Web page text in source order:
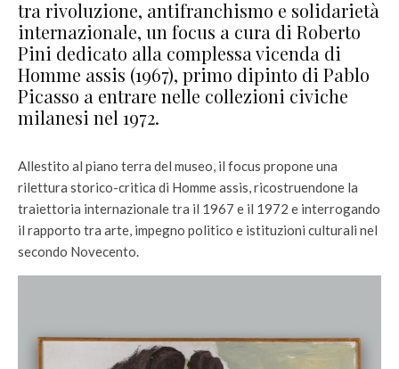
tra rivoluzione, antifranchismo e solidarietà
internazionale, un focus a cura di Roberto
Pini dedicato alla complessa vicenda di
Homme assis (1967), primo dipinto di Pablo
Picasso a entrare nelle collezioni civiche
milanesi nel 1972.
Allestito al piano terra del museo, il focus propone una
rilettura storico-critica di Homme assis, ricostruendone la
traiettoria internazionale tra il 1967 e il 1972 e interrogando
il rapporto tra arte, impegno politico e istituzioni culturali nel
secondo Novecento.